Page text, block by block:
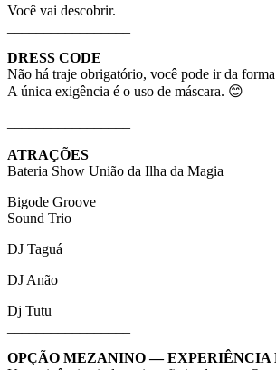
Você vai descobrir.
DRESS CODE
Não há traje obrigatório, você pode ir da
A única exigência é o uso de máscara. 😊
ATRAÇÕES
Bateria Show União da Ilha da Magia
Bigode Groove
Sound Trio
DJ Taguá
DJ Anão
Dj Tutu
OPÇÃO MEZANINO — EXPERIÊNCIA